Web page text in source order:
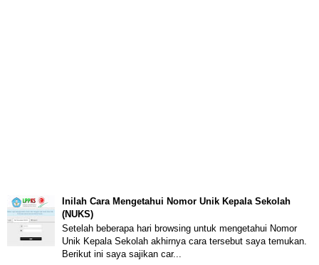
Inilah Cara Mengetahui Nomor Unik Kepala Sekolah
(NUKS)
Setelah beberapa hari browsing untuk mengetahui Nomor
Unik Kepala Sekolah akhirnya cara tersebut saya temukan.
Berikut ini saya sajikan car...